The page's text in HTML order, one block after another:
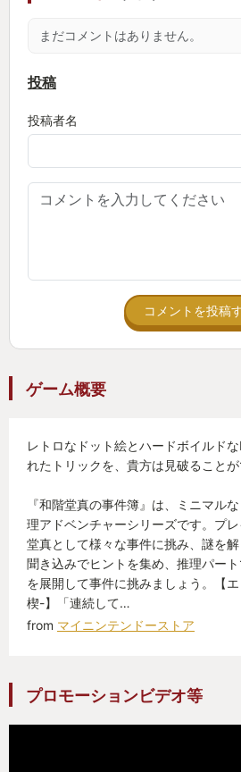
を、今年の私のGOTYにしたい
まだコメントはありません。
投稿
投稿者名
コメントを投稿
ゲーム概要
レトロなドット絵とハードボイルド
れたトリックを、貴方は見破ることが
『和階堂真の事件簿』は、ミニマル
理アドベンチャーシリーズです。プ
堂真として様々な事件に挑み、謎を解
聞き込みでヒントを集め、推理パー
を展開して事件に挑みましょう。【
楔-】「連続して…
from マイニンテンドーストア
プロモーションビデオ等